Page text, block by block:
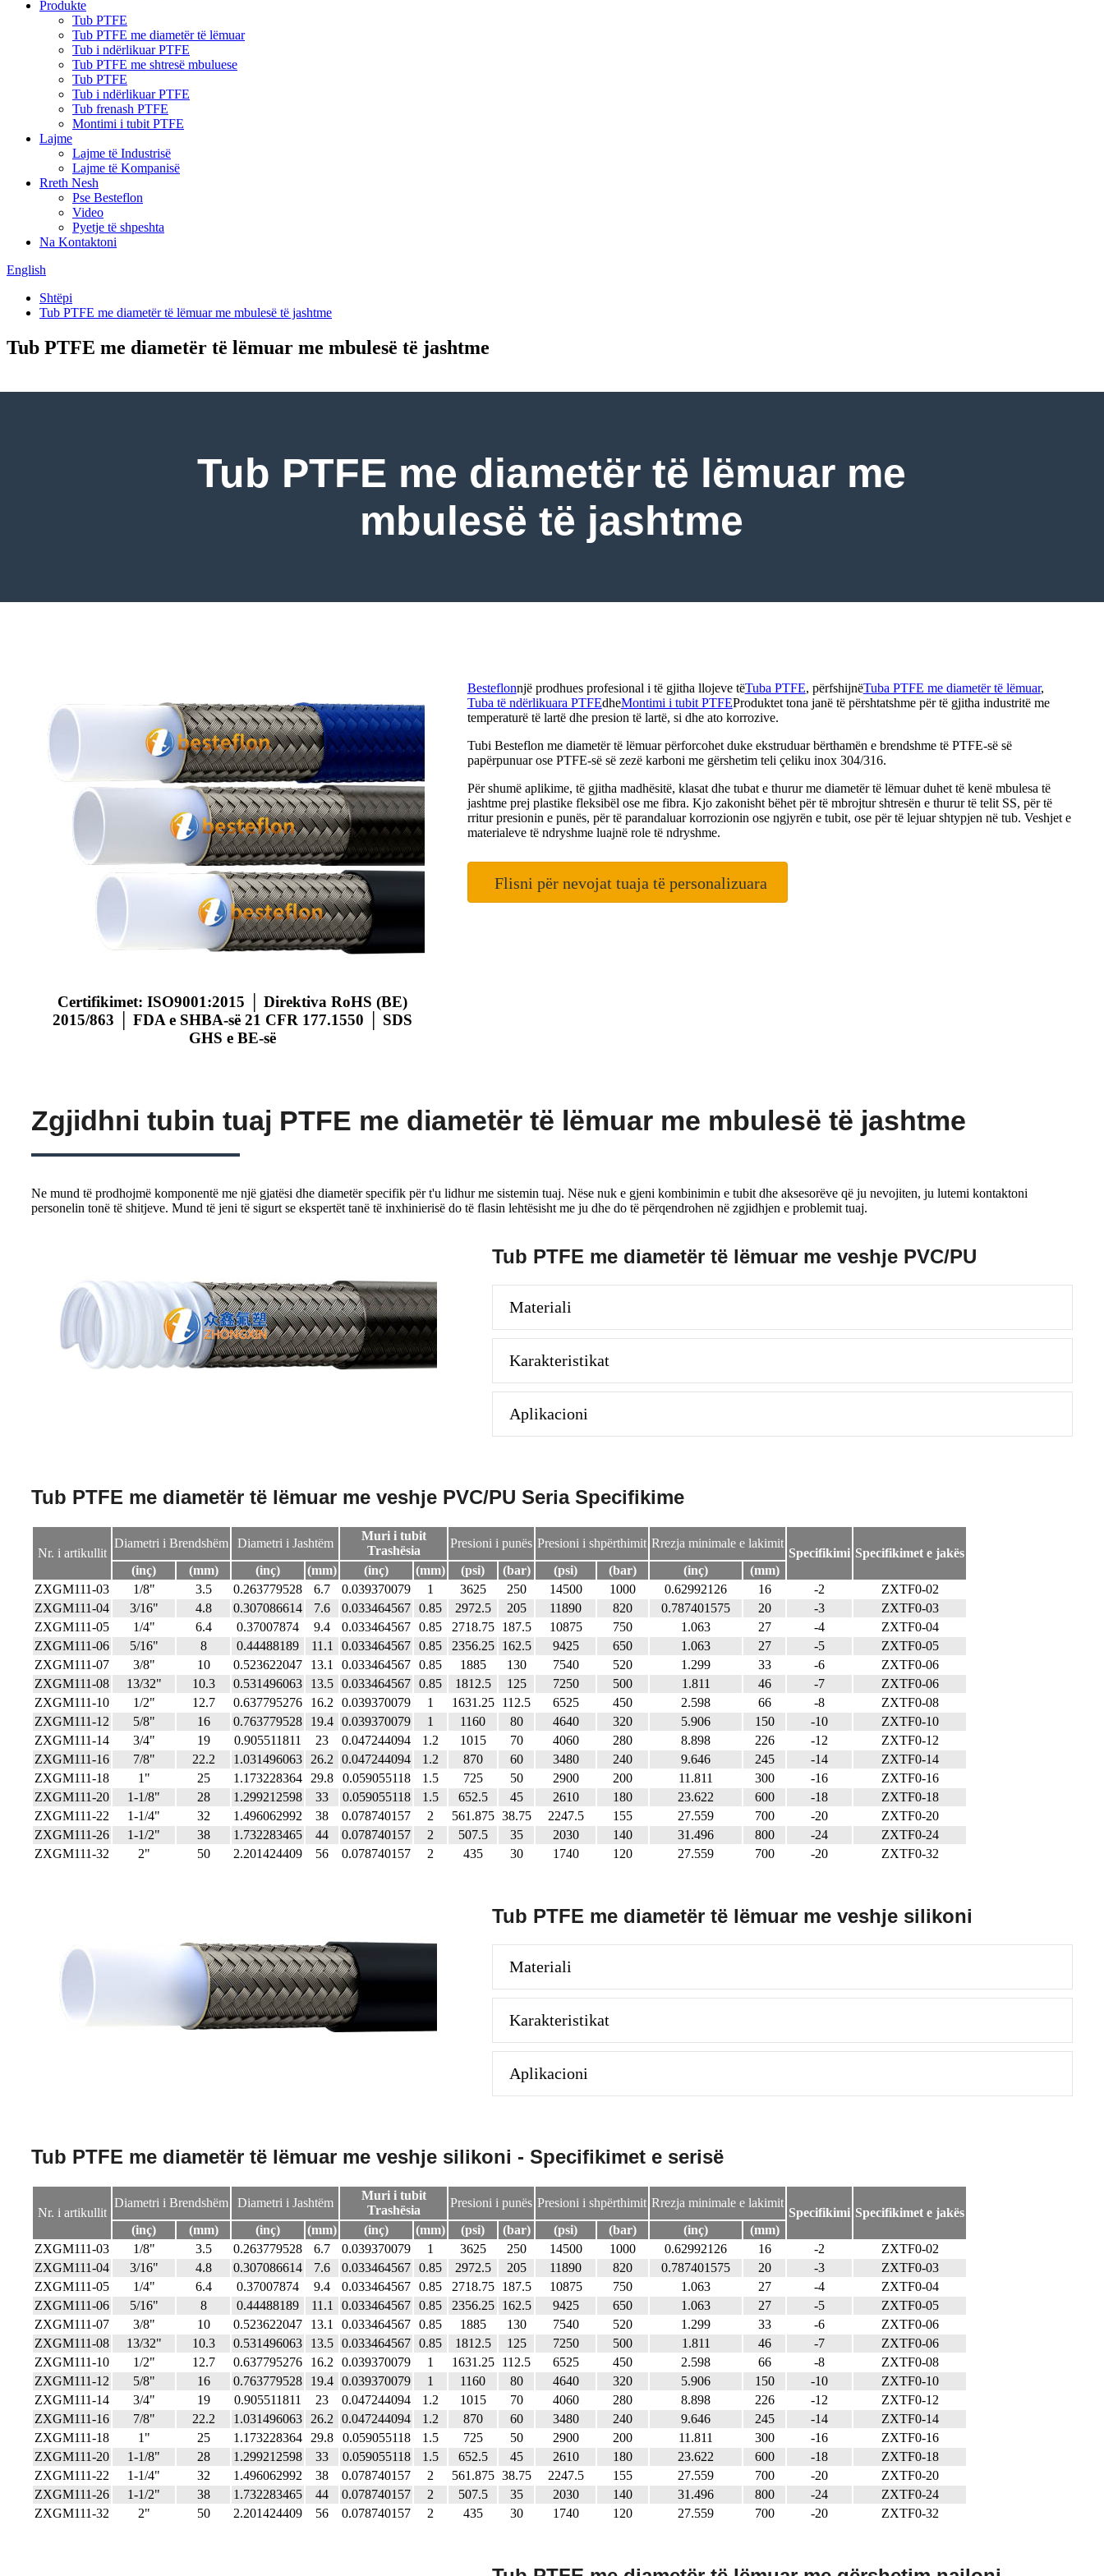
Produkte
Tub PTFE
Tub PTFE me diametër të lëmuar
Tub i ndërlikuar PTFE
Tub PTFE me shtresë mbuluese
Tub PTFE
Tub i ndërlikuar PTFE
Tub frenash PTFE
Montimi i tubit PTFE
Lajme
Lajme të Industrisë
Lajme të Kompanisë
Rreth Nesh
Pse Besteflon
Video
Pyetje të shpeshta
Na Kontaktoni
English
Shtëpi
Tub PTFE me diametër të lëmuar me mbulesë të jashtme
Tub PTFE me diametër të lëmuar me mbulesë të jashtme
Tub PTFE me diametër të lëmuar me
mbulesë të jashtme
Certifikimet: ISO9001:2015 │ Direktiva RoHS (BE)
2015/863 │ FDA e SHBA-së 21 CFR 177.1550 │ SDS
GHS e BE-së
Besteflonnjë prodhues profesional i të gjitha llojeve tëTuba PTFE, përfshijnëTuba PTFE me diametër të lëmuar,
Tuba të ndërlikuara PTFEdheMontimi i tubit PTFEProduktet tona janë të përshtatshme për të gjitha industritë me
temperaturë të lartë dhe presion të lartë, si dhe ato korrozive.
Tubi Besteflon me diametër të lëmuar përforcohet duke ekstruduar bërthamën e brendshme të PTFE-së së
papërpunuar ose PTFE-së së zezë karboni me gërshetim teli çeliku inox 304/316.
Për shumë aplikime, të gjitha madhësitë, klasat dhe tubat e thurur me diametër të lëmuar duhet të kenë mbulesa të
jashtme prej plastike fleksibël ose me fibra. Kjo zakonisht bëhet për të mbrojtur shtresën e thurur të telit SS, për të
rritur presionin e punës, për të parandaluar korrozionin ose ngjyrën e tubit, ose për të lejuar shtypjen në tub. Veshjet e
materialeve të ndryshme luajnë role të ndryshme.
Flisni për nevojat tuaja të personalizuara
Zgjidhni tubin tuaj PTFE me diametër të lëmuar me mbulesë të jashtme
Ne mund të prodhojmë komponentë me një gjatësi dhe diametër specifik për t'u lidhur me sistemin tuaj. Nëse nuk e gjeni kombinimin e tubit dhe aksesorëve që ju nevojiten, ju lutemi kontaktoni
personelin tonë të shitjeve. Mund të jeni të sigurt se ekspertët tanë të inxhinierisë do të flasin lehtësisht me ju dhe do të përqendrohen në zgjidhjen e problemit tuaj.
Tub PTFE me diametër të lëmuar me veshje PVC/PU
Materiali
Karakteristikat
Aplikacioni
Tub PTFE me diametër të lëmuar me veshje PVC/PU Seria Specifikime
Nr. i artikullit
Diametri i Brendshëm Diametri i Jashtëm
Muri i tubit
Trashësia
Presioni i punës Presioni i shpërthimit Rrezja minimale e lakimit
Specifikimi Specifikimet e jakës
(inç)
(mm) (inç) (mm) (inç) (mm) (psi) (bar) (psi) (bar) (inç)
(mm)
ZXGM111-03
1/8" 3.5 0.263779528 6.7 0.039370079 1 3625 250 14500 1000 0.62992126 16 -2
ZXTF0-02
ZXGM111-04
3/16" 4.8 0.307086614 7.6 0.033464567 0.85 2972.5 205 11890 820 0.787401575 20 -3
ZXTF0-03
ZXGM111-05
1/4" 6.4 0.37007874 9.4 0.033464567 0.85 2718.75 187.5 10875 750 1.063 27 -4
ZXTF0-04
ZXGM111-06
5/16" 8 0.44488189 11.1 0.033464567 0.85 2356.25 162.5 9425 650 1.063 27 -5
ZXTF0-05
ZXGM111-07
3/8" 10 0.523622047 13.1 0.033464567 0.85 1885 130 7540 520 1.299 33 -6
ZXTF0-06
ZXGM111-08
13/32" 10.3 0.531496063 13.5 0.033464567 0.85 1812.5 125 7250 500 1.811 46 -7
ZXTF0-06
ZXGM111-10
1/2" 12.7 0.637795276 16.2 0.039370079 1 1631.25 112.5 6525 450 2.598 66 -8
ZXTF0-08
ZXGM111-12
5/8" 16 0.763779528 19.4 0.039370079 1 1160 80 4640 320 5.906 150 -10
ZXTF0-10
ZXGM111-14
3/4" 19 0.905511811 23 0.047244094 1.2 1015 70 4060 280 8.898 226 -12
ZXTF0-12
ZXGM111-16
7/8" 22.2 1.031496063 26.2 0.047244094 1.2 870 60 3480 240 9.646 245 -14
ZXTF0-14
ZXGM111-18
1" 25 1.173228364 29.8 0.059055118 1.5 725 50 2900 200 11.811 300 -16
ZXTF0-16
ZXGM111-20
1-1/8" 28 1.299212598 33 0.059055118 1.5 652.5 45 2610 180 23.622 600 -18
ZXTF0-18
ZXGM111-22
1-1/4" 32 1.496062992 38 0.078740157 2 561.875 38.75 2247.5 155 27.559 700 -20
ZXTF0-20
ZXGM111-26
1-1/2" 38 1.732283465 44 0.078740157 2 507.5 35 2030 140 31.496 800 -24
ZXTF0-24
ZXGM111-32
2" 50 2.201424409 56 0.078740157 2 435 30 1740 120 27.559 700 -20 ZXTF0-32
Tub PTFE me diametër të lëmuar me veshje silikoni
Materiali
Karakteristikat
Aplikacioni
Tub PTFE me diametër të lëmuar me veshje silikoni - Specifikimet e serisë
Nr. i artikullit
Diametri i Brendshëm Diametri i Jashtëm
Muri i tubit
Trashësia
Presioni i punës Presioni i shpërthimit Rrezja minimale e lakimit
Specifikimi Specifikimet e jakës
(inç)
(mm) (inç) (mm) (inç) (mm) (psi) (bar) (psi) (bar) (inç)
(mm)
ZXGM111-03
1/8" 3.5 0.263779528 6.7 0.039370079 1 3625 250 14500 1000 0.62992126 16 -2
ZXTF0-02
ZXGM111-04
3/16" 4.8 0.307086614 7.6 0.033464567 0.85 2972.5 205 11890 820 0.787401575 20 -3
ZXTF0-03
ZXGM111-05
1/4" 6.4 0.37007874 9.4 0.033464567 0.85 2718.75 187.5 10875 750 1.063 27 -4
ZXTF0-04
ZXGM111-06
5/16" 8 0.44488189 11.1 0.033464567 0.85 2356.25 162.5 9425 650 1.063 27 -5
ZXTF0-05
ZXGM111-07
3/8" 10 0.523622047 13.1 0.033464567 0.85 1885 130 7540 520 1.299 33 -6
ZXTF0-06
ZXGM111-08
13/32" 10.3 0.531496063 13.5 0.033464567 0.85 1812.5 125 7250 500 1.811 46 -7
ZXTF0-06
ZXGM111-10
1/2" 12.7 0.637795276 16.2 0.039370079 1 1631.25 112.5 6525 450 2.598 66 -8
ZXTF0-08
ZXGM111-12
5/8" 16 0.763779528 19.4 0.039370079 1 1160 80 4640 320 5.906 150 -10
ZXTF0-10
ZXGM111-14
3/4" 19 0.905511811 23 0.047244094 1.2 1015 70 4060 280 8.898 226 -12
ZXTF0-12
ZXGM111-16
7/8" 22.2 1.031496063 26.2 0.047244094 1.2 870 60 3480 240 9.646 245 -14
ZXTF0-14
ZXGM111-18
1" 25 1.173228364 29.8 0.059055118 1.5 725 50 2900 200 11.811 300 -16
ZXTF0-16
ZXGM111-20
1-1/8" 28 1.299212598 33 0.059055118 1.5 652.5 45 2610 180 23.622 600 -18
ZXTF0-18
ZXGM111-22
1-1/4" 32 1.496062992 38 0.078740157 2 561.875 38.75 2247.5 155 27.559 700 -20
ZXTF0-20
ZXGM111-26
1-1/2" 38 1.732283465 44 0.078740157 2 507.5 35 2030 140 31.496 800 -24
ZXTF0-24
ZXGM111-32
2" 50 2.201424409 56 0.078740157 2 435 30 1740 120 27.559 700 -20 ZXTF0-32